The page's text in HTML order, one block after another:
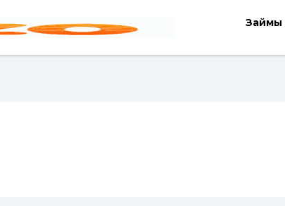
Займы